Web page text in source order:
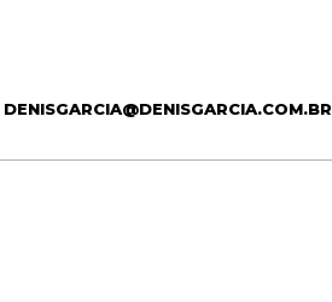
DENISGARCIA@DENISGARCIA.COM.BR